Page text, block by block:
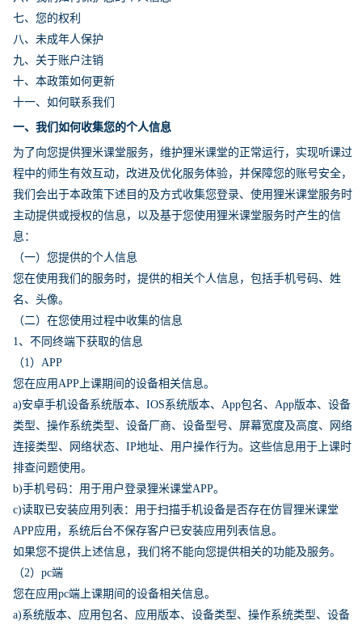
七、您的权利
八、未成年人保护
九、关于账户注销
十、本政策如何更新
十一、如何联系我们
一、我们如何收集您的个人信息
为了向您提供狸米课堂服务，维护狸米课堂的正常运行，实现听课过
程中的师生有效互动，改进及优化服务体验，并保障您的账号安全，
我们会出于本政策下述目的及方式收集您登录、使用狸米课堂服务时
主动提供或授权的信息，以及基于您使用狸米课堂服务时产生的信
息：
（一）您提供的个人信息
您在使用我们的服务时，提供的相关个人信息，包括手机号码、姓
名、头像。
（二）在您使用过程中收集的信息
1、不同终端下获取的信息
（1）APP
您在应用APP上课期间的设备相关信息。
a)安卓手机设备系统版本、IOS系统版本、App包名、App版本、设备
类型、操作系统类型、设备厂商、设备型号、屏幕宽度及高度、网络
连接类型、网络状态、IP地址、用户操作行为。这些信息用于上课时
排查问题使用。
b)手机号码：用于用户登录狸米课堂APP。
c)读取已安装应用列表：用于扫描手机设备是否存在仿冒狸米课堂
APP应用，系统后台不保存客户已安装应用列表信息。
如果您不提供上述信息，我们将不能向您提供相关的功能及服务。
（2）pc端
您在应用pc端上课期间的设备相关信息。
a)系统版本、应用包名、应用版本、设备类型、操作系统类型、设备